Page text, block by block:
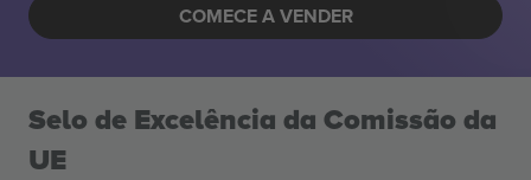
COMECE A VENDER
Selo de Excelência da Comissão da
UE